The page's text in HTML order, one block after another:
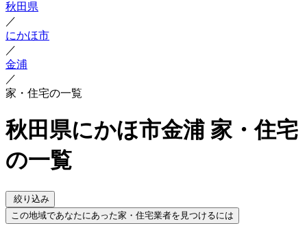
秋田県
／
にかほ市
／
金浦
／
家・住宅の一覧
秋田県にかほ市金浦 家・住宅
の一覧
絞り込み
この地域であなたにあった家・住宅業者を見つけるには